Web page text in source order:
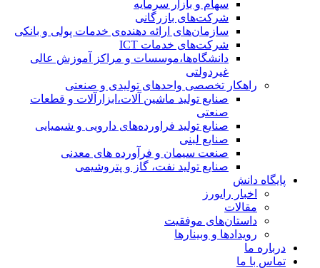
سهام و بازار سرمایه
شرکت‌های بازرگانی
سازمان‌های ارائه دهنده‌ی خدمات پولی و بانکی
شرکت‌های خدمات ICT
دانشگاه‌ها،موسسات و مراکز آموزش عالی
غیردولتی
راهکار تخصصی واحدهای تولیدی و صنعتی
صنایع توليد ماشين آلات،ابزارآلات و قطعات
صنعتی
صنایع تولید فراورده‌های دارویی و شیمیایی
صنایع لبنی
صنعت سیمان و فرآورده های معدنی
صنایع تولید نفت، گاز و پتروشيمی
پایگاه دانش
اخبار رایورز
مقالات
داستان‌های موفقیت
رویدادها و وبینارها
درباره ما
تماس با ما